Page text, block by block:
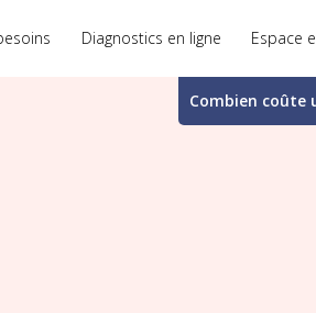
Diagnostics en ligne Espace
Combien coûte